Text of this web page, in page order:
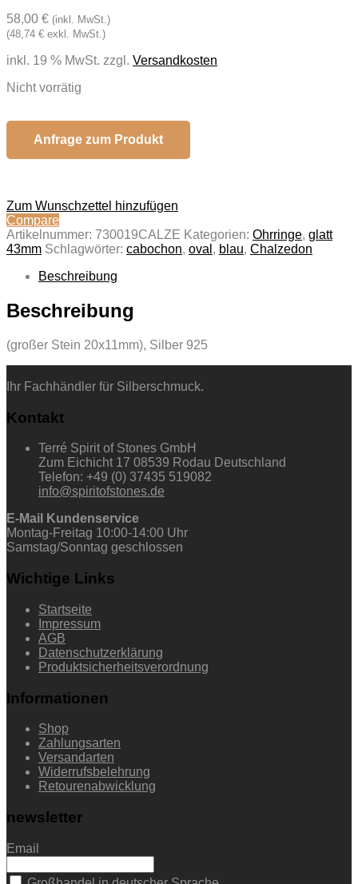
58,00 € (inkl. MwSt.)
(48,74 € exkl. MwSt.)
inkl. 19 % MwSt. zzgl. Versandkosten
Nicht vorrätig
Anfrage zum Produkt
Zum Wunschzettel hinzufügen
Compare
Artikelnummer: 730019CALZE Kategorien: Ohrringe, glatt
43mm Schlagwörter: cabochon, oval , blau, Chalzedon
Beschreibung
Beschreibung
(großer Stein 20x11mm), Silber 925
Ihr Fachhändler für Silberschmuck.
Kontakt
Terré Spirit of Stones GmbH
Zum Eichicht 17 08539 Rodau Deutschland
Telefon: +49 (0) 37435 519082
info@spiritofstones.de
E-Mail Kundenservice
Montag-Freitag 10:00-14:00 Uhr
Samstag/Sonntag geschlossen
Wichtige Links
Startseite
Impressum
AGB
Datenschutzerklärung
Produktsicherheitsverordnung
Informationen
Shop
Zahlungsarten
Versandarten
Widerrufsbelehrung
Retourenabwicklung
newsletter
Email